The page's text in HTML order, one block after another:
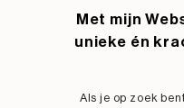
Met mijn
unieke én
Als je op zoek